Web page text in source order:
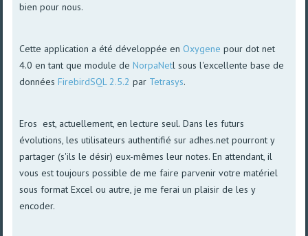
bien pour nous.
Cette application a été développée en Oxygene pour dot net
4.0 en tant que module deNorpaNetl sous l'excellente base de
donnéesFirebirdSQL 2.5.2 par Tetrasys.
Eros est, actuellement, en lecture seul. Dans les futurs
évolutions, les utilisateurs authentifié sur adhes.net pourront y
partager (s'ils le désir) eux-mêmes leur notes. En attendant, il
vous est toujours possible de me faire parvenir votre matériel
sous format Excel ou autre, je me ferai un plaisir de les y
encoder.